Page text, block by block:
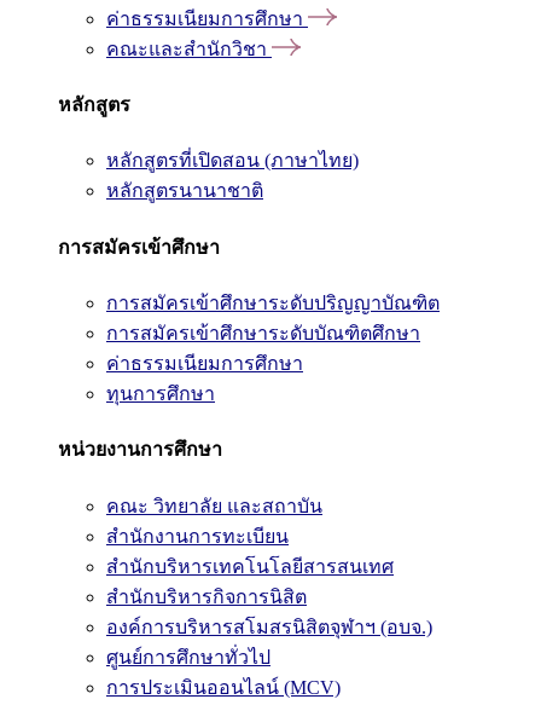
ค่าธรรมเนียมการศึกษา
คณะและสำนักวิชา
หลักสูตร
หลักสูตรที่เปิดสอน (ภาษาไทย)
หลักสูตรนานาชาติ
การสมัครเข้าศึกษา
การสมัครเข้าศึกษาระดับปริญญาบัณฑิต
การสมัครเข้าศึกษาระดับบัณฑิตศึกษา
ค่าธรรมเนียมการศึกษา
ทุนการศึกษา
หน่วยงานการศึกษา
คณะ วิทยาลัย และสถาบัน
สำนักงานการทะเบียน
สำนักบริหารเทคโนโลยีสารสนเทศ
สำนักบริหารกิจการนิสิต
องค์การบริหารสโมสรนิสิตจุฬาฯ (อบจ.)
ศูนย์การศึกษาทั่วไป
การประเมินออนไลน์ (MCV)